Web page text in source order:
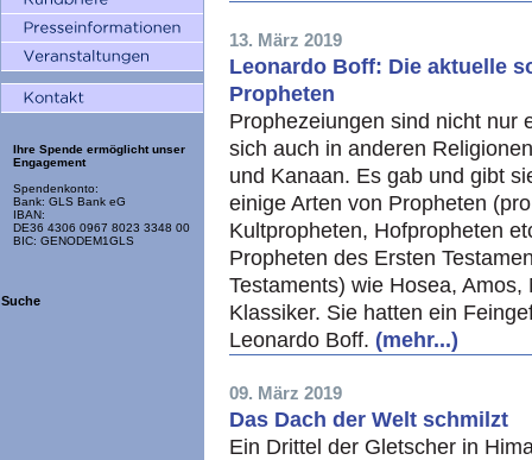
Ihre Spende ermöglicht unser
Engagement
Spendenkonto:
Bank: GLS Bank eG
IBAN:
DE36 4306 0967 8023 3348 00
BIC: GENODEM1GLS
Suche
13. März 2019
Leonardo Boff: Die aktuelle
Propheten
Prophezeiungen sind nicht nur
sich auch in anderen
und Kanaan. Es gab und gibt
einige Arten von Propheten
Kultpropheten, Hofpropheten
Propheten des Ersten
Testaments) wie Hosea,
Klassiker. Sie hatten ein
Leonardo Boff. (mehr...)
09. März 2019
Das Dach der Welt schmilzt
Ein Drittel der Gletscher in